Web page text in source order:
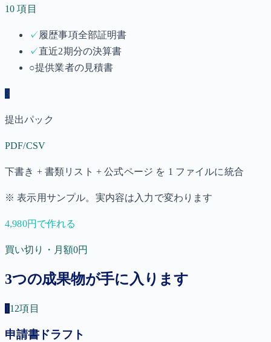
10 項目
✓ 履歴事項全部証明書
✓直近2期分の決算書
○提供業者の見積書
3
提出パック
PDF/CSV
下書き + 書類リスト + 公式ページ を 1 ファイルに統合
※ 表示用サンプル。実内容は入力で変わります
4,980円で作れる
買い切り・月額0円
3つの成果物が手に入ります
1 12項目
申請書ドラフト